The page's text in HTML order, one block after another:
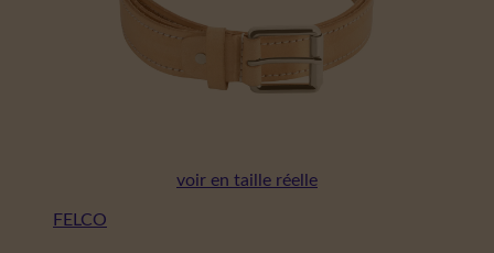
voir en taille réelle
FELCO